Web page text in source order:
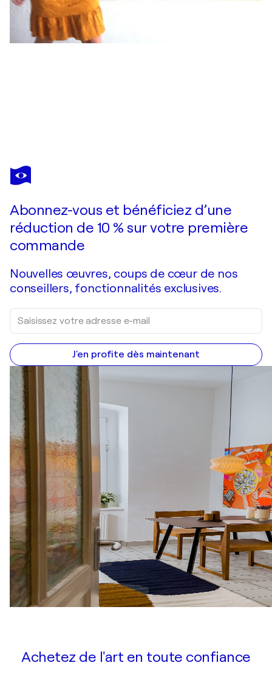
EVA KONYA
Playful petals
Abonnez-vous et bénéficiez d’une
réduction de 10 % sur votre première
commande
Nouvelles œuvres, coups de cœur de nos
conseillers, fonctionnalités exclusives.
J'en profite dès maintenant
Achetez de l'art en toute confiance